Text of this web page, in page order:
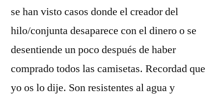
se han visto casos donde el creador del
hilo/conjunta desaparece con el dinero o se
desentiende un poco después de haber
comprado todos las camisetas. Recordad que
yo os lo dije. Son resistentes al agua y